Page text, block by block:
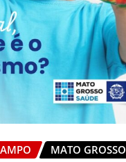
MATO GROSSO